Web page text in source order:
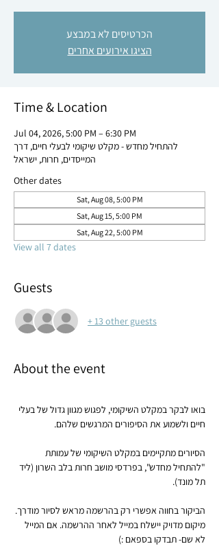
הכרטיסים לא במבצע
הציגו אירועים אחרים
Time & Location
Jul 04, 2026, 5:00 PM – 6:30 PM
להתחיל מחדש - מקלט שיקומי לבעלי חיים, דרך
המייסדים, חרות, ישראל
Other dates
Sat, Aug 08, 5:00 PM
Sat, Aug 15, 5:00 PM
Sat, Aug 22, 5:00 PM
View all 7 dates
Guests
+ 13 other guests
About the event
בואו לבקר במקלט השיקומי, לפגוש מגוון גדול של בעלי
חיים ולשמוע את הסיפורים המרגשים שלהם.
הסיורים מתקיימים במקלט השיקומי של עמותת
"להתחיל מחדש", בפרדסי מושב חרות בלב השרון (ליד
תל מונד).
הביקור בחווה אפשרי רק בהרשמה מראש לסיור מודרך.
מיקום מדויק יישלח במייל לאחר ההרשמה. אם המייל
לא שם- תבדקו בספאם :)